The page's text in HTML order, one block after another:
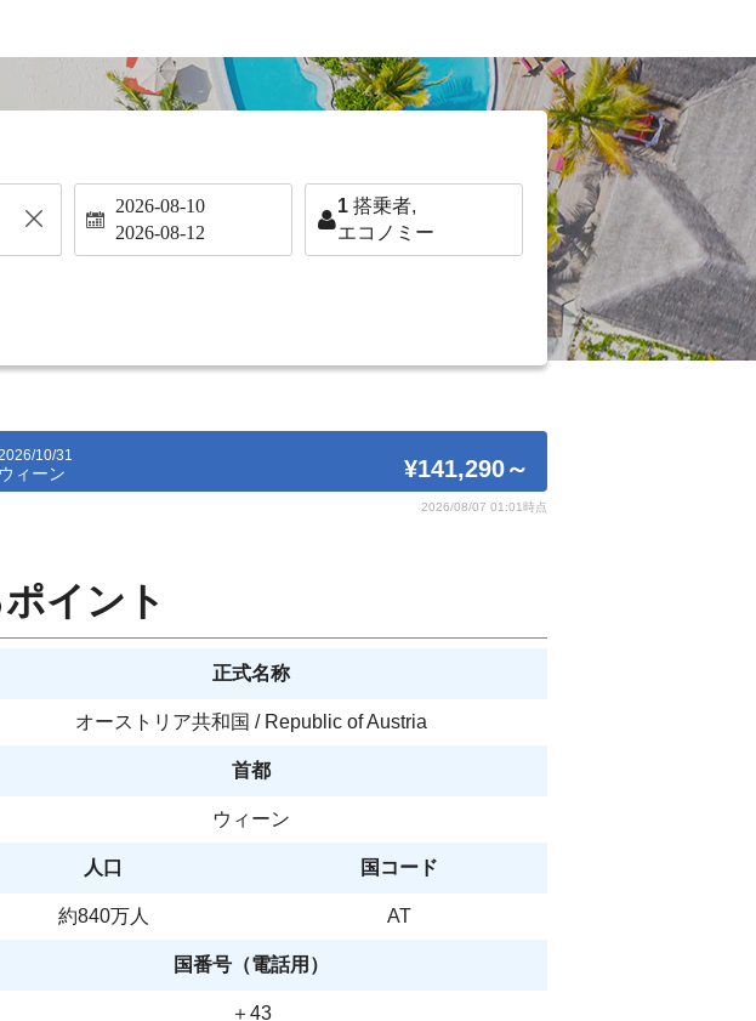
2026-08-10
2026-08-12
1 搭乗者,
エコノミー
10/31
ウィーン ¥141,290～
2026/08/07 01:01時点
イント
正式名称
オーストリア共和国 / Republic of Austria
首都
ウィーン
人口 国コード
約840万人 AT
国番号（電話用）
＋43